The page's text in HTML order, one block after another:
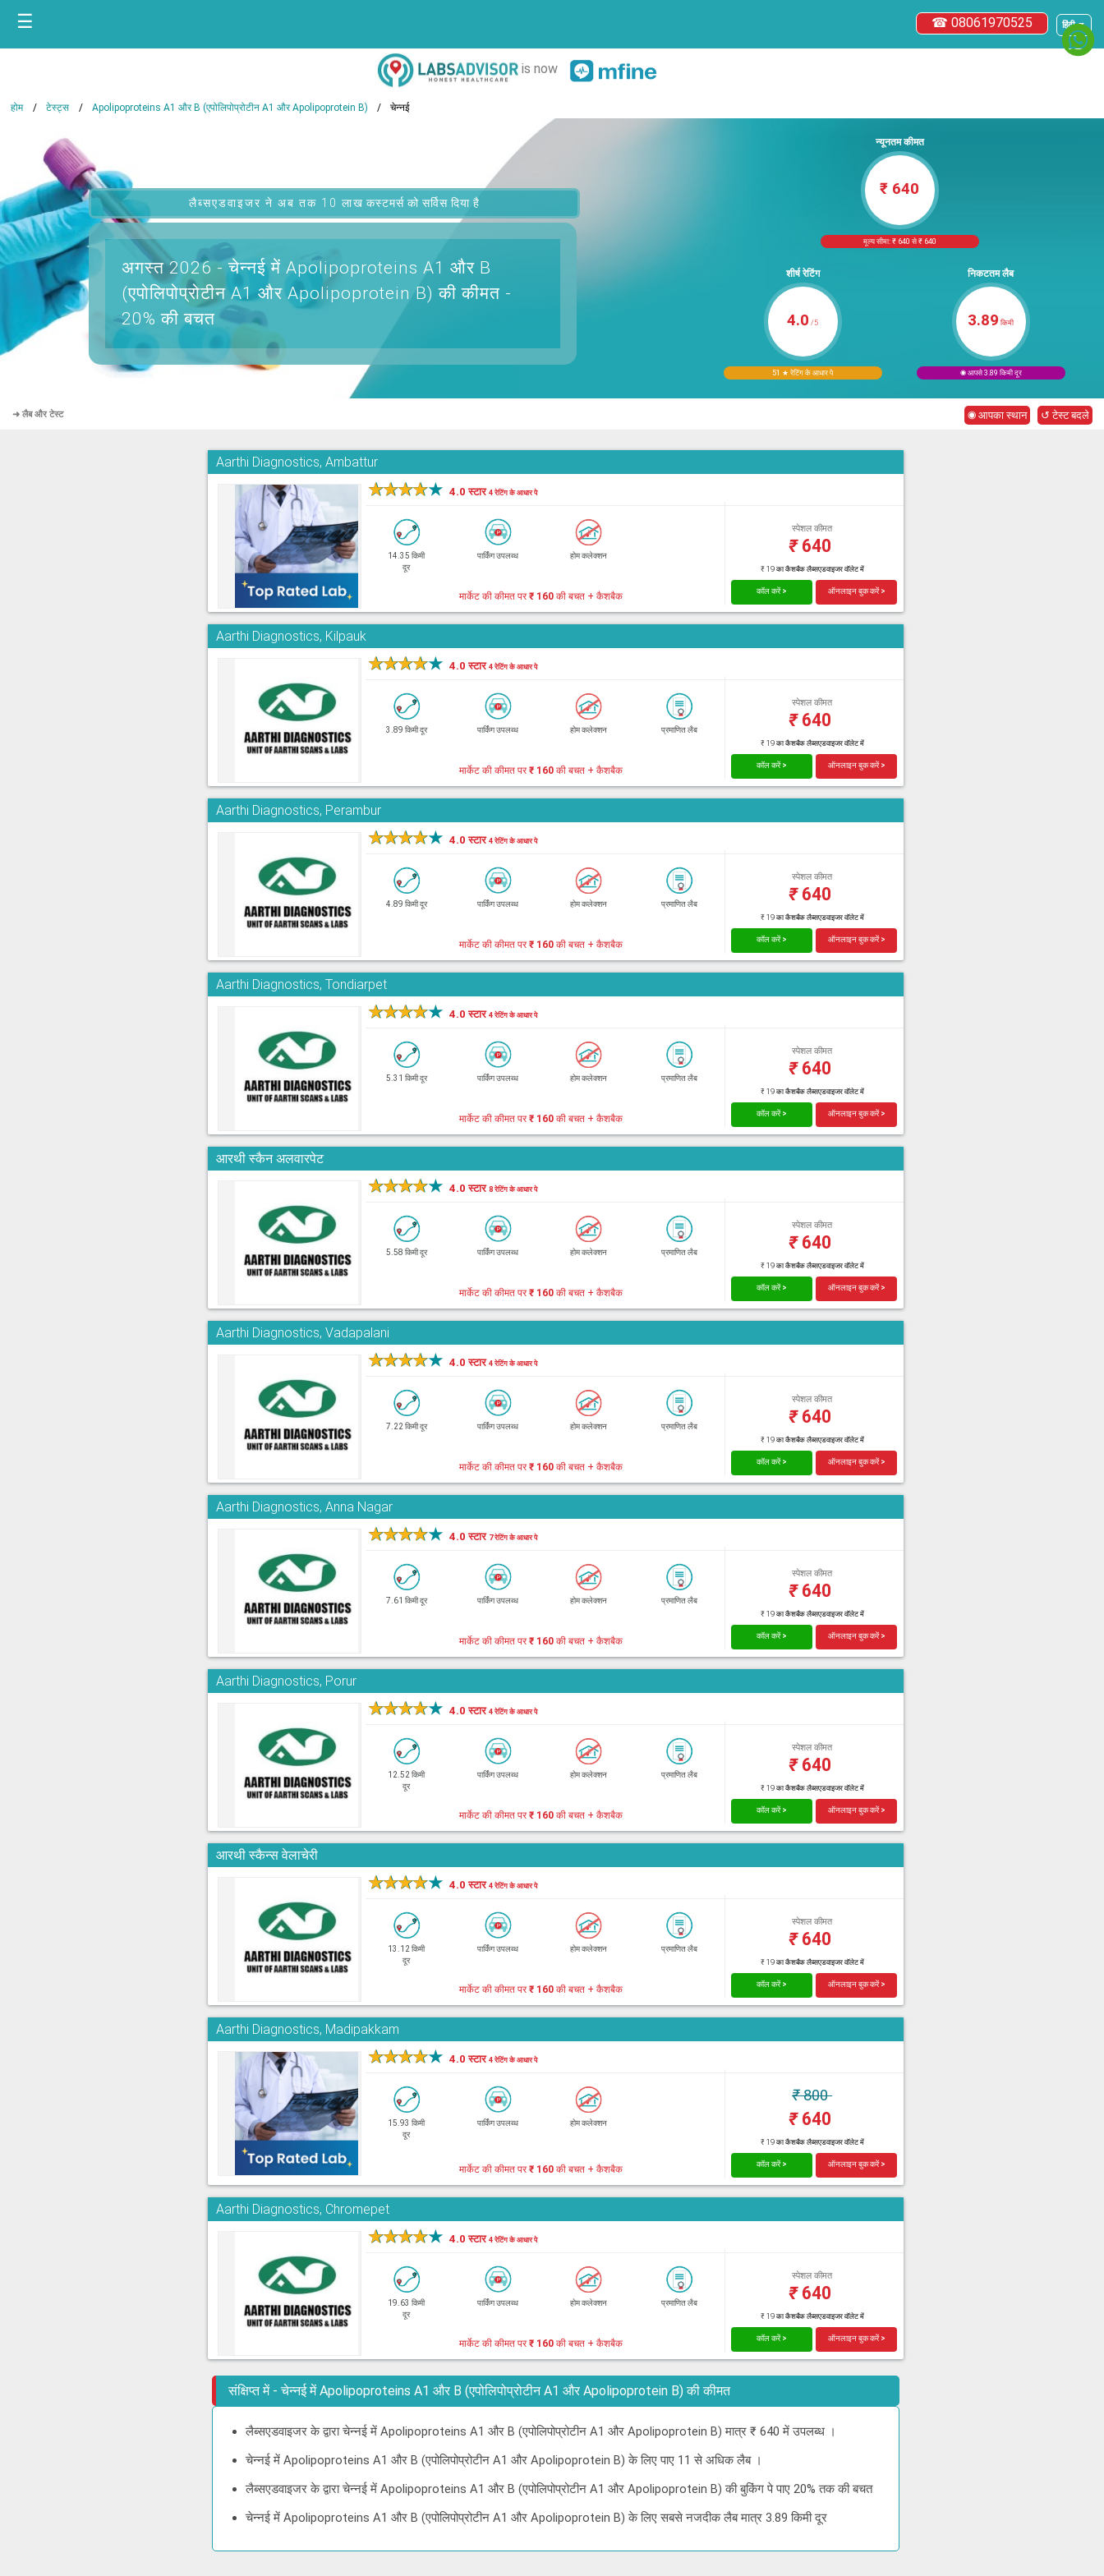
हिंदी ▼
☎ 08061970525
☰
is now
होम टेस्ट्स Apolipoproteins A1 और B (एपोलिपोप्रोटीन A1 और Apolipoprotein B) चेन्नई
लैब्सएडवाइजर ने अब तक 10 लाख कस्टमर्स को सर्विस दिया है
अगस्त 2026 -चेन्नई में Apolipoproteins A1 और B
(एपोलिपोप्रोटीन A1 और Apolipoprotein B) की कीमत -
20% की बचत
न्यूनतम कीमत
₹ 640
मूल्य सीमा: ₹ 640 से ₹ 640
शीर्ष रेटिंग
4.0 /5
51 ★ रेटिंग के आधार पे
निकटतम लैब
3.89 किमी
◉ आपसे 3.89 किमी दूर
➜ लैब और टेस्ट ◉ आपका स्थान ↺ टेस्ट बदले
Aarthi Diagnostics, Ambattur
★★★★★ 4.0 स्टार4 रेटिंग के आधार पे
14.35 किमी
दूर
पार्किंग उपलब्ध होम कलेक्शन
स्पेशल कीमत
₹640
₹ 19 का कैशबैक लैब्सएडवाइजर वॉलेट में
मार्केट की कीमत पर₹ 160 की बचत + कैशबैक कॉल करें > ऑनलाइन बुक करें >
Aarthi Diagnostics, Kilpauk
★★★★★ 4.0 स्टार4 रेटिंग के आधार पे
3.89 किमी दूर पार्किंग उपलब्ध होम कलेक्शन प्रमाणित लैब
स्पेशल कीमत
₹640
₹ 19 का कैशबैक लैब्सएडवाइजर वॉलेट में
मार्केट की कीमत पर₹ 160 की बचत + कैशबैक कॉल करें > ऑनलाइन बुक करें >
Aarthi Diagnostics, Perambur
★★★★★ 4.0 स्टार4 रेटिंग के आधार पे
4.89 किमी दूर पार्किंग उपलब्ध होम कलेक्शन प्रमाणित लैब
स्पेशल कीमत
₹640
₹ 19 का कैशबैक लैब्सएडवाइजर वॉलेट में
मार्केट की कीमत पर₹ 160 की बचत + कैशबैक कॉल करें > ऑनलाइन बुक करें >
Aarthi Diagnostics, Tondiarpet
★★★★★ 4.0 स्टार4 रेटिंग के आधार पे
5.31 किमी दूर पार्किंग उपलब्ध होम कलेक्शन प्रमाणित लैब
स्पेशल कीमत
₹640
₹ 19 का कैशबैक लैब्सएडवाइजर वॉलेट में
मार्केट की कीमत पर₹ 160 की बचत + कैशबैक कॉल करें > ऑनलाइन बुक करें >
आरथी स्कैन अलवारपेट
★★★★★ 4.0 स्टार8 रेटिंग के आधार पे
5.58 किमी दूर पार्किंग उपलब्ध होम कलेक्शन प्रमाणित लैब
स्पेशल कीमत
₹640
₹ 19 का कैशबैक लैब्सएडवाइजर वॉलेट में
मार्केट की कीमत पर₹ 160 की बचत + कैशबैक कॉल करें > ऑनलाइन बुक करें >
Aarthi Diagnostics, Vadapalani
★★★★★ 4.0 स्टार4 रेटिंग के आधार पे
7.22 किमी दूर पार्किंग उपलब्ध होम कलेक्शन प्रमाणित लैब
स्पेशल कीमत
₹640
₹ 19 का कैशबैक लैब्सएडवाइजर वॉलेट में
मार्केट की कीमत पर₹ 160 की बचत + कैशबैक कॉल करें > ऑनलाइन बुक करें >
Aarthi Diagnostics, Anna Nagar
★★★★★ 4.0 स्टार 7 रेटिंग के आधार पे
7.61 किमी दूर पार्किंग उपलब्ध होम कलेक्शन प्रमाणित लैब
स्पेशल कीमत
₹640
₹ 19 का कैशबैक लैब्सएडवाइजर वॉलेट में
मार्केट की कीमत पर₹ 160 की बचत + कैशबैक कॉल करें > ऑनलाइन बुक करें >
Aarthi Diagnostics, Porur
★★★★★ 4.0 स्टार4 रेटिंग के आधार पे
12.52 किमी
दूर
पार्किंग उपलब्ध होम कलेक्शन प्रमाणित लैब
स्पेशल कीमत
₹640
₹ 19 का कैशबैक लैब्सएडवाइजर वॉलेट में
मार्केट की कीमत पर₹ 160 की बचत + कैशबैक कॉल करें > ऑनलाइन बुक करें >
आरथी स्कैन्स वेलाचेरी
★★★★★ 4.0 स्टार4 रेटिंग के आधार पे
13.12 किमी
दूर
पार्किंग उपलब्ध होम कलेक्शन प्रमाणित लैब
स्पेशल कीमत
₹640
₹ 19 का कैशबैक लैब्सएडवाइजर वॉलेट में
मार्केट की कीमत पर₹ 160 की बचत + कैशबैक कॉल करें > ऑनलाइन बुक करें >
Aarthi Diagnostics, Madipakkam
★★★★★ 4.0 स्टार4 रेटिंग के आधार पे
15.93 किमी
दूर
पार्किंग उपलब्ध होम कलेक्शन
₹800
₹640
₹ 19 का कैशबैक लैब्सएडवाइजर वॉलेट में
मार्केट की कीमत पर₹ 160 की बचत + कैशबैक कॉल करें > ऑनलाइन बुक करें >
Aarthi Diagnostics, Chromepet
★★★★★ 4.0 स्टार4 रेटिंग के आधार पे
19.63 किमी
दूर
पार्किंग उपलब्ध होम कलेक्शन प्रमाणित लैब
स्पेशल कीमत
₹640
₹ 19 का कैशबैक लैब्सएडवाइजर वॉलेट में
मार्केट की कीमत पर₹ 160 की बचत + कैशबैक कॉल करें > ऑनलाइन बुक करें >
संक्षिप्त में - चेन्नई में Apolipoproteins A1 और B (एपोलिपोप्रोटीन A1 और Apolipoprotein B) की कीमत
लैब्सएडवाइजर के द्वारा चेन्नई में Apolipoproteins A1 और B (एपोलिपोप्रोटीन A1 और Apolipoprotein B) मात्र ₹ 640 में उपलब्ध ।
चेन्नई में Apolipoproteins A1 और B (एपोलिपोप्रोटीन A1 और Apolipoprotein B) के लिए पाए 11 से अधिक लैब ।
लैब्सएडवाइजर के द्वारा चेन्नई में Apolipoproteins A1 और B (एपोलिपोप्रोटीन A1 और Apolipoprotein B) की बुकिंग पे पाए 20% तक की बचत
चेन्नई में Apolipoproteins A1 और B (एपोलिपोप्रोटीन A1 और Apolipoprotein B) के लिए सबसे नजदीक लैब मात्र 3.89 किमी दूर